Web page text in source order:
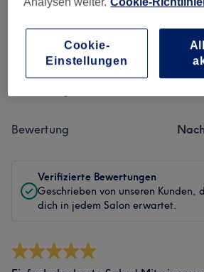
Bewertung
Verifizierte Bewertungen
Geschrieben von unseren
dich in jedem Salon erwartet.
Cookie-
Einstellungen